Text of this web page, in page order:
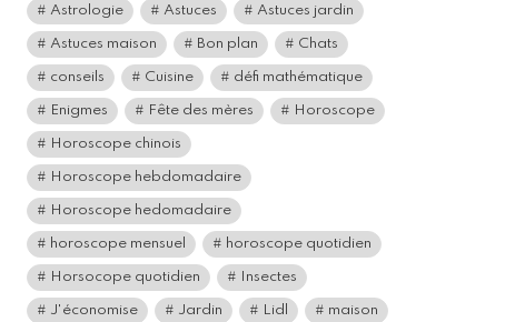
Astrologie Astuces Astuces jardin
Astuces maison Bon plan Chats
conseils Cuisine défi mathématique
Enigmes Fête des mères Horoscope
Horoscope chinois
Horoscope hebdomadaire
Horoscope hedomadaire
horoscope mensuel horoscope quotidien
Horsocope quotidien Insectes
J'économise Jardin Lidl maison